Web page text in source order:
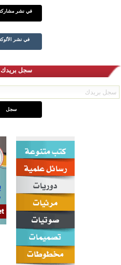
في نشر
في نشر
سجل بريدك